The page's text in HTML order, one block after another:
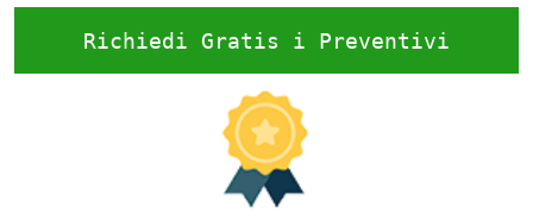
Richiedi Gratis i Preventivi